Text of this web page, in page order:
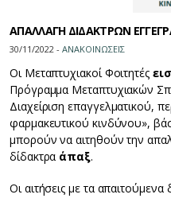
ΑΠΑΛΛΑΓΗ ΔΙΔΑΚΤΡΩΝ
30/11/2022 - ΑΝΑΚΟΙΝΩΣΕΙΣ
Οι Μεταπτυχιακοί Φοιτητές
Πρόγραμμα Μεταπτυχιακών
Διαχείριση επαγγελματικού,
φαρμακευτικού κινδύνου»,
μπορούν να αιτηθούν την
δίδακτρα άπαξ.
Οι αιτήσεις με τα απαιτούμενα